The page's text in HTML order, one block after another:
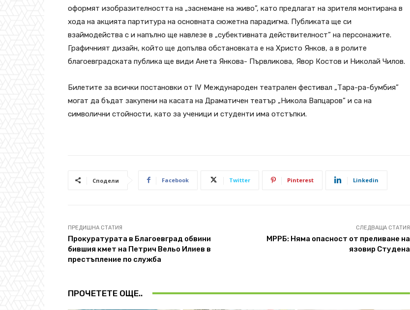
оформят изобразителността на „заснемане на живо”, като предлагат на зрителя монтирана в
хода на акцията партитура на основната сюжетна парадигма. Публиката ще си
взаймодейства с и напълно ще навлезе в „субективната действителност” на персонажите.
Графичният дизайн, който ще допълва обстановката е на Христо Янков, а в ролите
благоевградската публика ще види Анета Янкова- Първликова, Явор Костов и Николай Чилов.
Билетите за всички постановки от IV Международен театрален фестивал „Тара-ра-бумбия”
могат да бъдат закупени на касата на Драматичен театър „Никола Вапцаров” и са на
символични стойности, като за ученици и студенти има отстъпки.
Сподели Facebook Twitter Pinterest Linkedin
ПРЕДИШНА СТАТИЯ
Прокуратурата в Благоевград обвини
бившия кмет на Петрич Вельо Илиев в
престъпление по служба
СЛЕДВАЩА СТАТИЯ
МРРБ: Няма опасност от преливане на
язовир Студена
ПРОЧЕТЕТЕ ОЩЕ..